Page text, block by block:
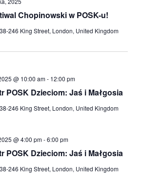
Chopinowski w POSK-u!
246 King Street, London, United Kingdom
POSK Dzieciom: Jaś i Małgosia
@ 10:00 am- 12:00 pm
246 King Street, London, United Kingdom
POSK Dzieciom: Jaś i Małgosia
@ 4:00 pm-6:00 pm
246 King Street, London, United Kingdom